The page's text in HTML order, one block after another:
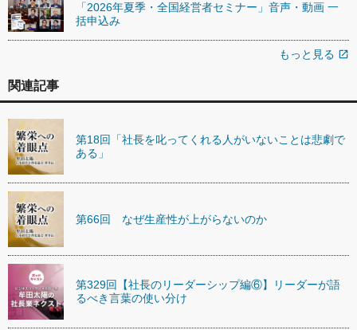
「2026年夏季・全国経営者セミナー」音声・動画 一
括申込み
もっと見る open_in_new
関連記事
第18回「社長を叱ってくれる人がいないことは悲劇で
ある」
第66回 なぜ生産性が上がらないのか
第329回【社長のリーダーシップ編⑥】リーダーが語
るべき言葉の使い分け